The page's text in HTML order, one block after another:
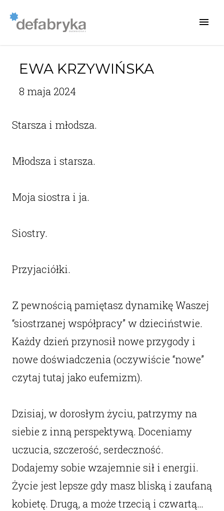
EWA KRZYWIŃSKA
8 maja 2024
Starsza i młodsza.
Młodsza i starsza.
Moja siostra i ja.
Siostry.
Przyjaciółki.
Z pewnością pamiętasz dynamikę Waszej
“siostrzanej współpracy” w dzieciństwie.
Każdy dzień przynosił nowe przygody i
nowe doświadczenia (oczywiście “nowe”
czytaj tutaj jako eufemizm).
Dzisiaj, w dorosłym życiu, patrzymy na
siebie z inną perspektywą. Doceniamy
uczucia, szczerość, serdeczność.
Dodajemy sobie wzajemnie sił i energii.
Życie jest lepsze gdy masz bliską i zaufaną
kobietę. Drugą, a może trzecią i czwartą…